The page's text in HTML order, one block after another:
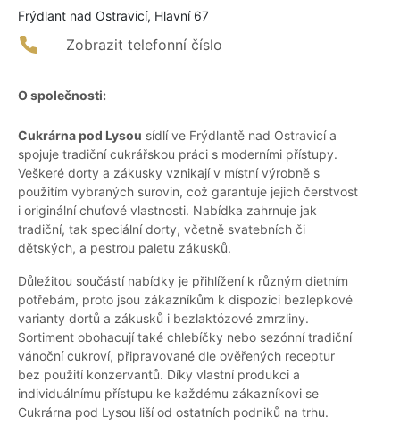
Frýdlant nad Ostravicí, Hlavní 67
Zobrazit telefonní číslo
O společnosti:
Cukrárna pod Lysou sídlí ve Frýdlantě nad Ostravicí a
spojuje tradiční cukrářskou práci s moderními přístupy.
Veškeré dorty a zákusky vznikají v místní výrobně s
použitím vybraných surovin, což garantuje jejich čerstvost
i originální chuťové vlastnosti. Nabídka zahrnuje jak
tradiční, tak speciální dorty, včetně svatebních či
dětských, a pestrou paletu zákusků.
Důležitou součástí nabídky je přihlížení k různým dietním
potřebám, proto jsou zákazníkům k dispozici bezlepkové
varianty dortů a zákusků i bezlaktózové zmrzliny.
Sortiment obohacují také chlebíčky nebo sezónní tradiční
vánoční cukroví, připravované dle ověřených receptur
bez použití konzervantů. Díky vlastní produkci a
individuálnímu přístupu ke každému zákazníkovi se
Cukrárna pod Lysou liší od ostatních podniků na trhu.